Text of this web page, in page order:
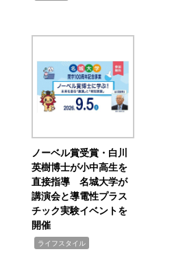
ノーベル賞受賞・白川
英樹博士が小中高生を
直接指導 名城大学が
講演会と導電性プラス
チック実験イベントを
開催
ライフスタイル